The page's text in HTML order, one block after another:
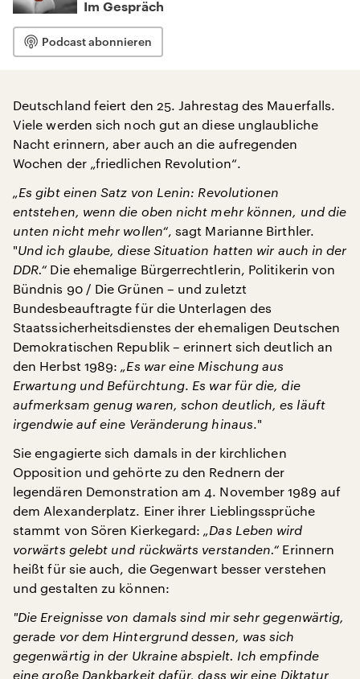
Im Gespräch
Podcast abonnieren
Deutschland feiert den 25. Jahrestag des Mauerfalls.
Viele werden sich noch gut an diese unglaubliche
Nacht erinnern, aber auch an die aufregenden
Wochen der „friedlichen Revolution“.
„Es gibt einen Satz von Lenin: Revolutionen
entstehen, wenn die oben nicht mehr können, und die
unten nicht mehr wollen“, sagt Marianne Birthler.
"Und ich glaube, diese Situation hatten wir auch in der
DDR.“ Die ehemalige Bürgerrechtlerin, Politikerin von
Bündnis 90 / Die Grünen – und zuletzt
Bundesbeauftragte für die Unterlagen des
Staatssicherheitsdienstes der ehemaligen Deutschen
Demokratischen Republik – erinnert sich deutlich an
den Herbst 1989: „Es war eine Mischung aus
Erwartung und Befürchtung. Es war für die, die
aufmerksam genug waren, schon deutlich, es läuft
irgendwie auf eine Veränderung hinaus."
Sie engagierte sich damals in der kirchlichen
Opposition und gehörte zu den Rednern der
legendären Demonstration am 4. November 1989 auf
dem Alexanderplatz. Einer ihrer Lieblingssprüche
stammt von Sören Kierkegard: „Das Leben wird
vorwärts gelebt und rückwärts verstanden.“ Erinnern
heißt für sie auch, die Gegenwart besser verstehen
und gestalten zu können:
"Die Ereignisse von damals sind mir sehr gegenwärtig,
gerade vor dem Hintergrund dessen, was sich
gegenwärtig in der Ukraine abspielt. Ich empfinde
eine große Dankbarkeit dafür, dass wir eine Diktatur